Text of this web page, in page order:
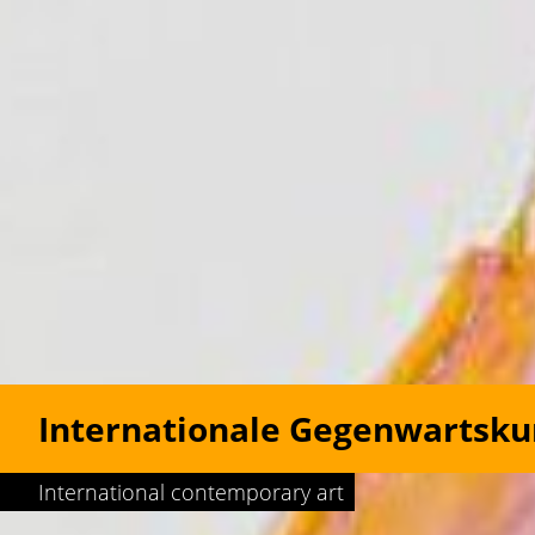
Internationale
International contemporary art